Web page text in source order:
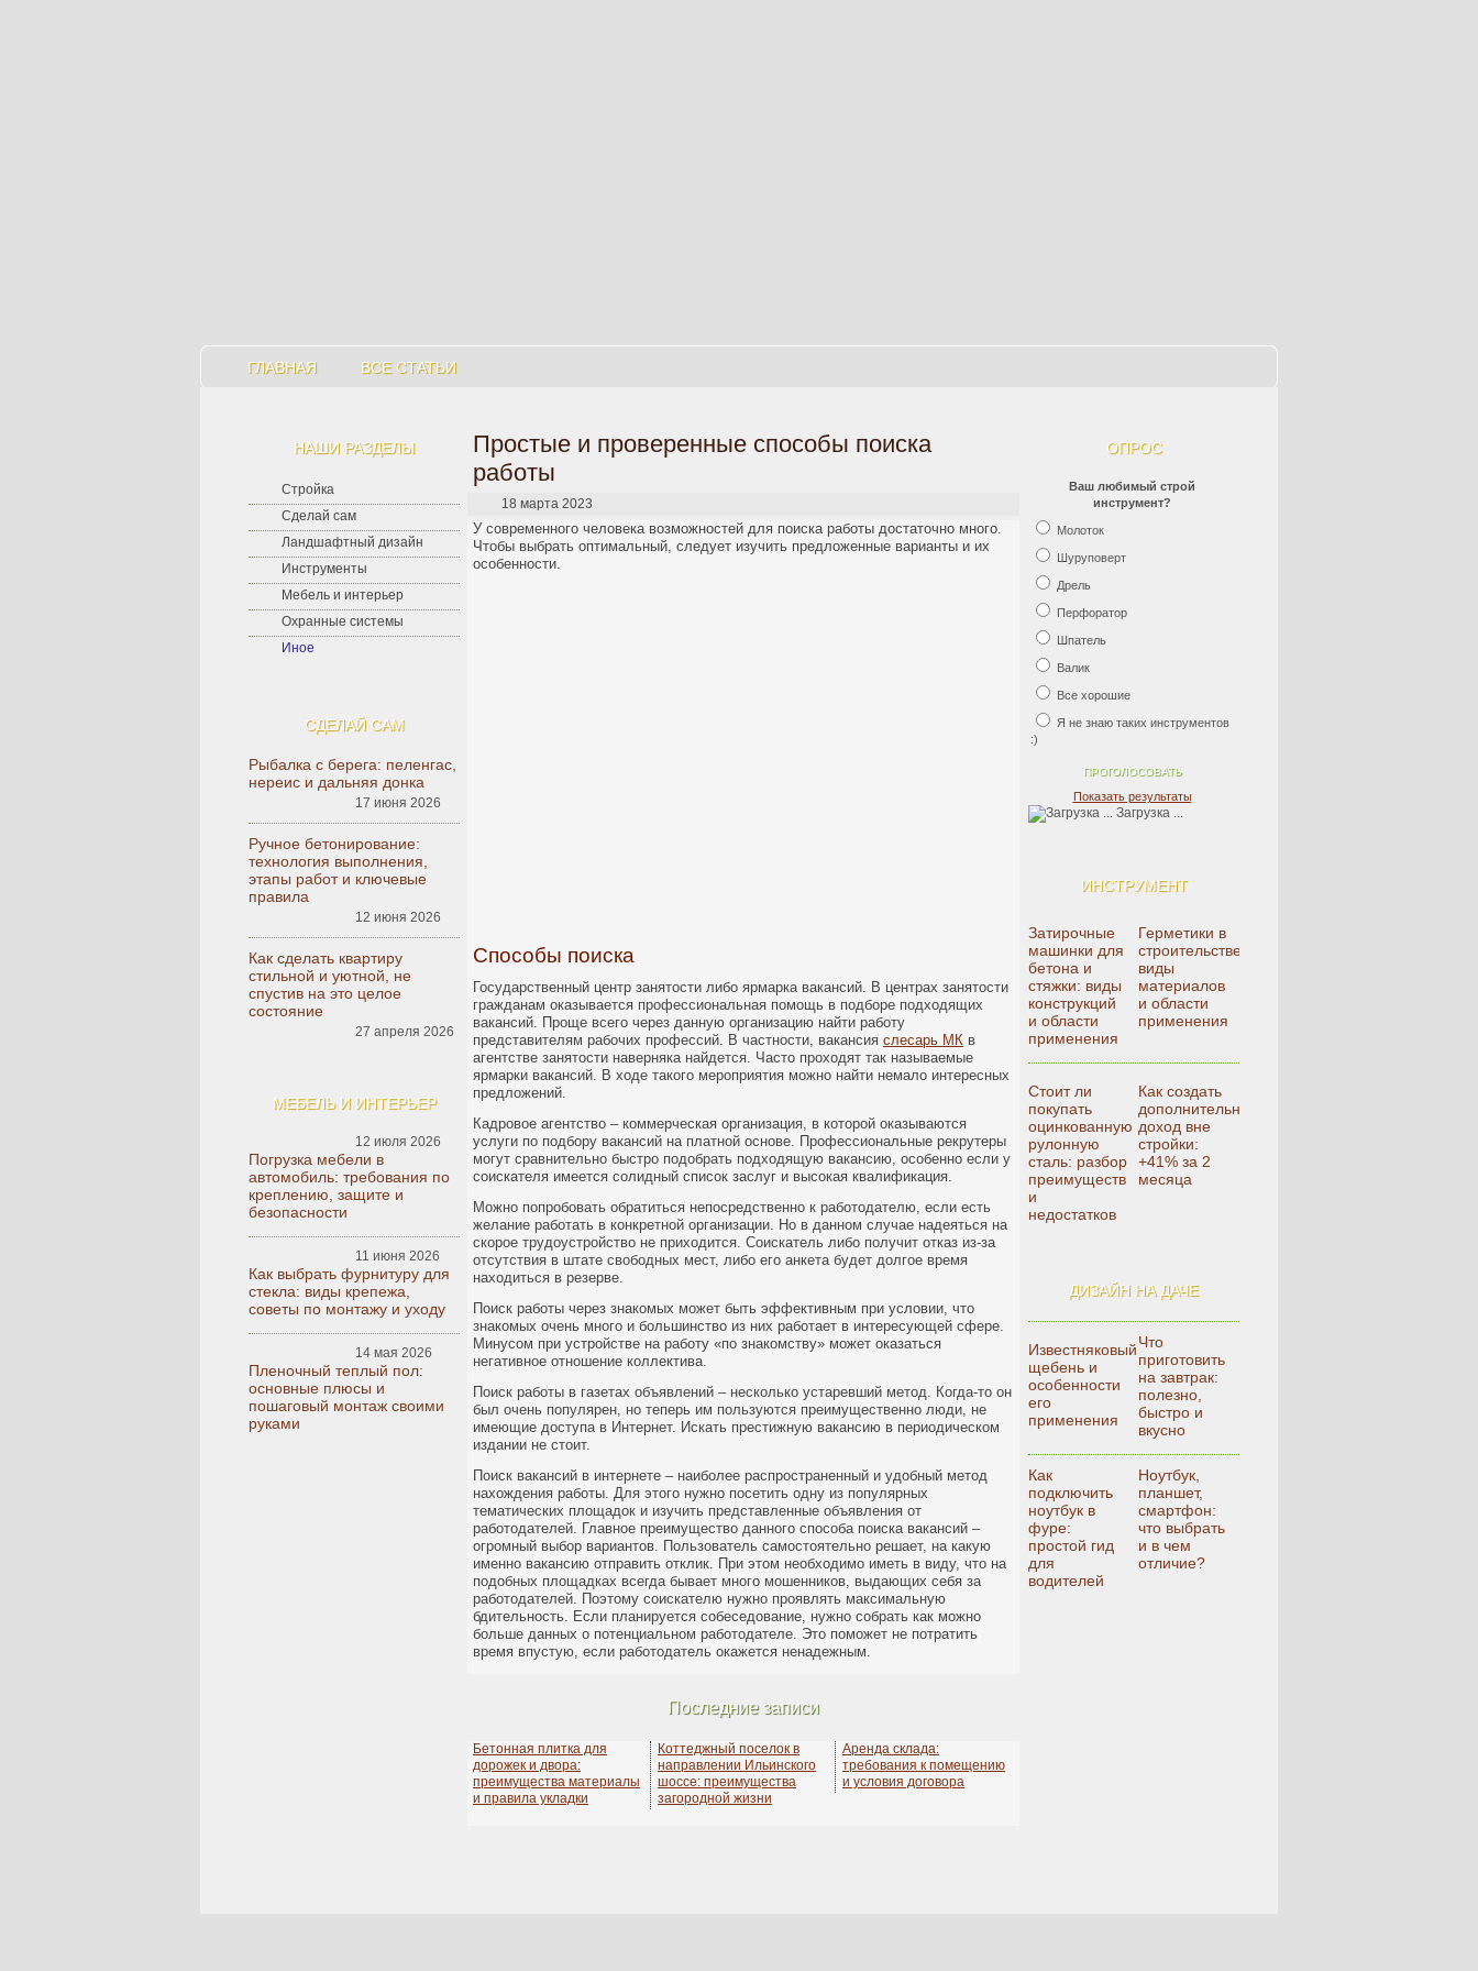
ГЛАВНАЯ ВСЕ СТАТЬИ
НАШИ РАЗДЕЛЫ
Стройка
Сделай сам
Ландшафтный дизайн
Инструменты
Мебель и интерьер
Охранные системы
Иное
СДЕЛАЙ САМ
Рыбалка с берега: пеленгас,
нереис и дальняя донка
17 июня 2026
Ручное бетонирование:
технология выполнения,
этапы работ и ключевые
правила
12 июня 2026
Как сделать квартиру
стильной и уютной, не
спустив на это целое
состояние
27 апреля 2026
МЕБЕЛЬ И ИНТЕРЬЕР
12 июля 2026
Погрузка мебели в
автомобиль: требования по
креплению, защите и
безопасности
11 июня 2026
Как выбрать фурнитуру для
стекла: виды крепежа,
советы по монтажу и уходу
14 мая 2026
Пленочный теплый пол:
основные плюсы и
пошаговый монтаж своими
руками
ОПРОС
Ваш любимый строй
инструмент?
Молоток
Шуруповерт
Дрель
Перфоратор
Шпатель
Валик
Все хорошие
Я не знаю таких инструментов
:)
Показать результаты
Загрузка ...
ИНСТРУМЕНТ
Затирочные
машинки для
бетона и
стяжки: виды
конструкций
и области
применения
Герметики в
строительстве:
виды
материалов
и области
применения
Стоит ли
покупать
оцинкованную
рулонную
сталь: разбор
преимуществ
и
недостатков
Как создать
дополнительный
доход вне
стройки:
+41% за 2
месяца
ДИЗАЙН НА ДАЧЕ
Известняковый
щебень и
особенности
его
применения
Что
приготовить
на завтрак:
полезно,
быстро и
вкусно
Как
подключить
ноутбук в
фуре:
простой гид
для
водителей
Ноутбук,
планшет,
смартфон:
что выбрать
и в чем
отличие?
Простые и проверенные способы поиска
работы
18 марта 2023
У современного человека возможностей для поиска работы достаточно много.
Чтобы выбрать оптимальный, следует изучить предложенные варианты и их
особенности.
Способы поиска
Государственный центр занятости либо ярмарка вакансий. В центрах занятости
гражданам оказывается профессиональная помощь в подборе подходящих
вакансий. Проще всего через данную организацию найти работу
представителям рабочих профессий. В частности, вакансия слесарь МК в
агентстве занятости наверняка найдется. Часто проходят так называемые
ярмарки вакансий. В ходе такого мероприятия можно найти немало интересных
предложений.
Кадровое агентство – коммерческая организация, в которой оказываются
услуги по подбору вакансий на платной основе. Профессиональные рекрутеры
могут сравнительно быстро подобрать подходящую вакансию, особенно если у
соискателя имеется солидный список заслуг и высокая квалификация.
Можно попробовать обратиться непосредственно к работодателю, если есть
желание работать в конкретной организации. Но в данном случае надеяться на
скорое трудоустройство не приходится. Соискатель либо получит отказ из-за
отсутствия в штате свободных мест, либо его анкета будет долгое время
находиться в резерве.
Поиск работы через знакомых может быть эффективным при условии, что
знакомых очень много и большинство из них работает в интересующей сфере.
Минусом при устройстве на работу «по знакомству» может оказаться
негативное отношение коллектива.
Поиск работы в газетах объявлений – несколько устаревший метод. Когда-то он
был очень популярен, но теперь им пользуются преимущественно люди, не
имеющие доступа в Интернет. Искать престижную вакансию в периодическом
издании не стоит.
Поиск вакансий в интернете – наиболее распространенный и удобный метод
нахождения работы. Для этого нужно посетить одну из популярных
тематических площадок и изучить представленные объявления от
работодателей. Главное преимущество данного способа поиска вакансий –
огромный выбор вариантов. Пользователь самостоятельно решает, на какую
именно вакансию отправить отклик. При этом необходимо иметь в виду, что на
подобных площадках всегда бывает много мошенников, выдающих себя за
работодателей. Поэтому соискателю нужно проявлять максимальную
бдительность. Если планируется собеседование, нужно собрать как можно
больше данных о потенциальном работодателе. Это поможет не потратить
время впустую, если работодатель окажется ненадежным.
Последние записи
Бетонная плитка для
дорожек и двора:
преимущества материалы
и правила укладки
Коттеджный поселок в
направлении Ильинского
шоссе: преимущества
загородной жизни
Аренда склада:
требования к помещению
и условия договора